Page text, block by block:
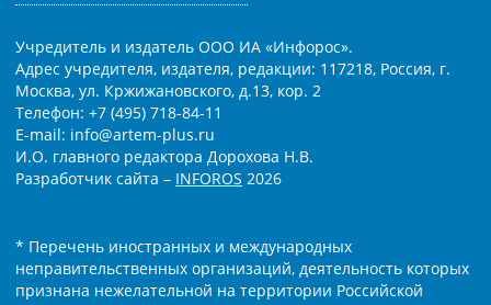
Учредитель и издатель ООО ИА «Инфорос».
Адрес учредителя, издателя, редакции: 117218, Россия, г.
Москва, ул. Кржижановского, д.13, кор. 2
Телефон: +7 (495) 718-84-11
E-mail: info@artem-plus.ru
И.О. главного редактора Дорохова Н.В.
Разработчик сайта – INFOROS 2026
* Перечень иностранных и международных
неправительственных организаций, деятельность которых
признана нежелательной на территории Российской